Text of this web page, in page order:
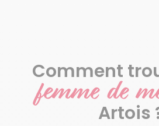
Comment
femme de
Artois